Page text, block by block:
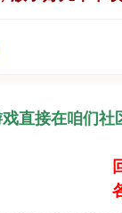
直接在咱们社